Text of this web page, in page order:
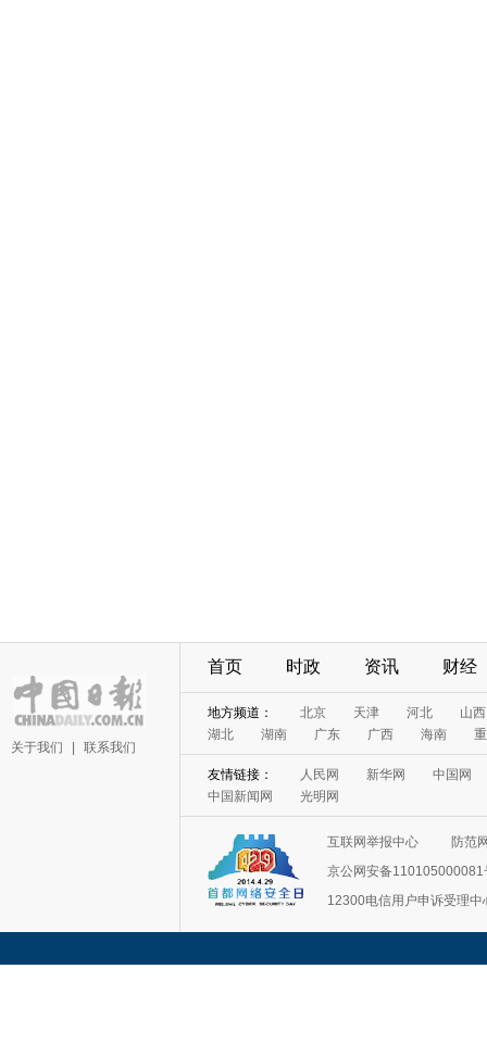
关于我们 联系我们
首页 时政 资讯 财经
地方频道： 北京 天津 河北
山西
湖北
湖南 广东 广西 海南
友情链接： 人民网 新华网
中国网
中国新闻网
光明网
互联网举报中心
防范
京公网安备110105000081
12300电信用户申诉受理中